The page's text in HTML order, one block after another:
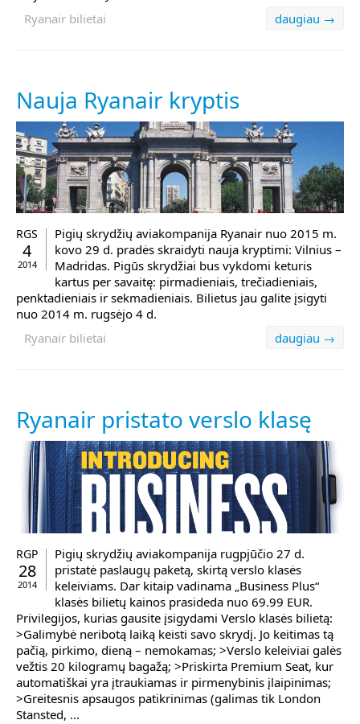
daugiau →
Ryanair bilietai
Nauja Ryanair kryptis
RGS
4
2014
Pigių skrydžių aviakompanija Ryanair nuo 2015 m.
kovo 29 d. pradės skraidyti nauja kryptimi: Vilnius –
Madridas. Pigūs skrydžiai bus vykdomi keturis
kartus per savaitę: pirmadieniais, trečiadieniais,
penktadieniais ir sekmadieniais. Bilietus jau galite įsigyti
nuo 2014 m. rugsėjo 4 d.
daugiau →
Ryanair bilietai
Ryanair pristato verslo klasę
RGP
28
2014
Pigių skrydžių aviakompanija rugpjūčio 27 d.
pristatė paslaugų paketą, skirtą verslo klasės
keleiviams. Dar kitaip vadinama „Business Plus“
klasės bilietų kainos prasideda nuo 69.99 EUR.
Privilegijos, kurias gausite įsigydami Verslo klasės bilietą:
>Galimybė neribotą laiką keisti savo skrydį. Jo keitimas tą
pačią, pirkimo, dieną – nemokamas; >Verslo keleiviai galės
vežtis 20 kilogramų bagažą; >Priskirta Premium Seat, kur
automatiškai yra įtraukiamas ir pirmenybinis įlaipinimas;
>Greitesnis apsaugos patikrinimas (galimas tik London
Stansted, ...